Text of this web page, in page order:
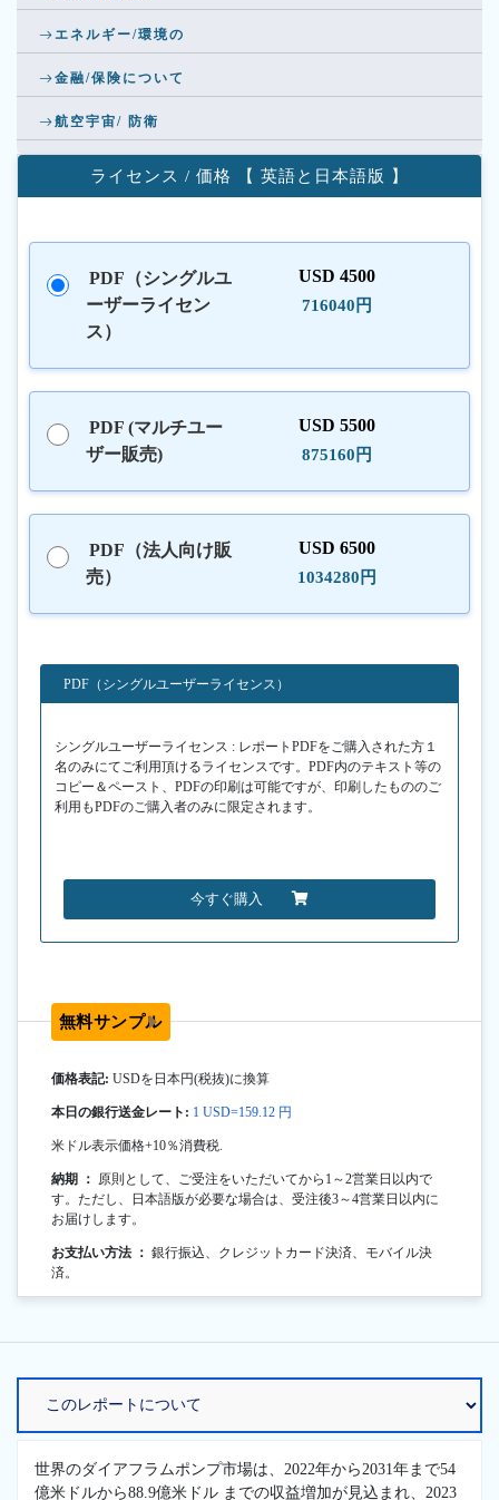
エネルギー/環境の
金融/保険について
航空宇宙/ 防衛
ライセンス / 価格 【 英語と日本語版 】
PDF（シングルユ
ーザーライセン
ス）
USD 4500
716040円
PDF (マルチユー
ザー販売)
USD 5500
875160円
PDF（法人向け販
売）
USD 6500
1034280円
PDF（シングルユーザーライセンス）
シングルユーザーライセンス : レポートPDFをご購入された方１
名のみにてご利用頂けるライセンスです。PDF内のテキスト等の
コピー＆ペースト、PDFの印刷は可能ですが、印刷したもののご
利用もPDFのご購入者のみに限定されます。
今すぐ購入
無料サンプル
価格表記: USDを日本円(税抜)に換算
本日の銀行送金レート: 1 USD=159.12 円
米ドル表示価格+10％消費税.
納期 ： 原則として、ご受注をいただいてから1～2営業日以内で
す。ただし、日本語版が必要な場合は、受注後3～4営業日以内に
お届けします。
お支払い方法 ： 銀行振込、クレジットカード決済、モバイル決
済。
世界のダイアフラムポンプ市場は、2022年から2031年まで54
億米ドルから88.9億米ドル までの収益増加が見込まれ、2023